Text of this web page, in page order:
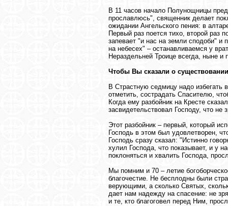
В 11 часов начало Полунощницы
прославлюсь", священник делает
ожидании Ангельского пения: в
Первый раз поется тихо, второй раз
запевает "и нас на земли сподоби"
на небесех" – останавливаемся у
Нераздельней Троице всегда, ныне
Чтобы Вы сказали о
В Страстную седмицу надо избегать
отметить, сострадать Спасителю,
Когда ему разбойник на Кресте
засвидетельствовал Господу, что
Этот разбойник – первый, который
Господь в этом был удовлетворен,
Господь сразу сказал: "Истинно
хулил Господа, что показывает, и у
поклоняться и хвалить Господа,
Мы помним и 70 – летие
благочестие. Не бесплодны были
верующими, а сколько Святых,
дает нам надежду на спасение: не
и те, кто благоговел перед Ним,